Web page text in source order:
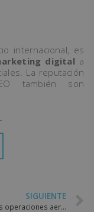
internacional, es
digital a
La reputación
también son
SIGUIENTE
Qué son las operaciones aeroportuarias y tipos